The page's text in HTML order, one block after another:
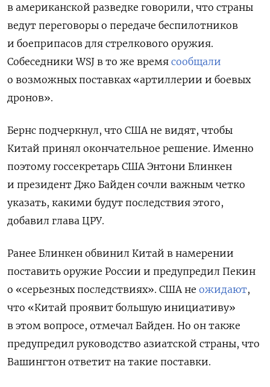
в американской разведке говорили, что страны
ведут переговоры о передаче беспилотников
и боеприпасов для стрелкового оружия.
Собеседники WSJ в то же время сообщали
о возможных поставках «артиллерии и боевых
дронов».
Бернс подчеркнул, что США не видят, чтобы
Китай принял окончательное решение. Именно
поэтому госсекретарь США Энтони Блинкен
и президент Джо Байден сочли важным четко
указать, какими будут последствия этого,
добавил глава ЦРУ.
Ранее Блинкен обвинил Китай в намерении
поставить оружие России и предупредил Пекин
о «серьезных последствиях». США не ожидают,
что «Китай проявит большую инициативу»
в этом вопросе, отмечал Байден. Но он также
предупредил руководство азиатской страны, что
Вашингтон ответит на такие поставки.